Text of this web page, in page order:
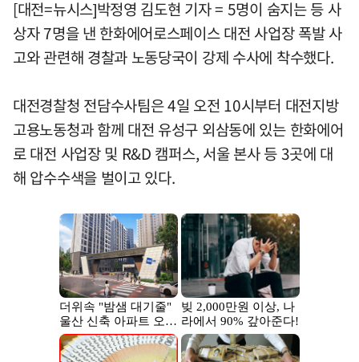
[대전=뉴시스]박정영 김도현 기자 = 5명이 숨지는 등 사
상자 7명을 낸 한화에어로스페이스 대전 사업장 폭발 사
고와 관련해 경찰과 노동당국이 강제 수사에 착수했다.
대전경찰청 전담수사팀은 4일 오전 10시부터 대전지방
고용노동청과 함께 대전 유성구 외삼동에 있는 한화에어
로 대전 사업장 및 R&D 캠퍼스, 서울 본사 등 3곳에 대
해 압수수색을 벌이고 있다.